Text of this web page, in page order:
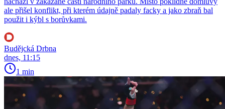
ale přišel konflikt, při kterém údajně padaly facky a jako zbraň bal
použit i kýbl s borůvkami.
Budějcká Drbna
dnes, 11:15
1 min